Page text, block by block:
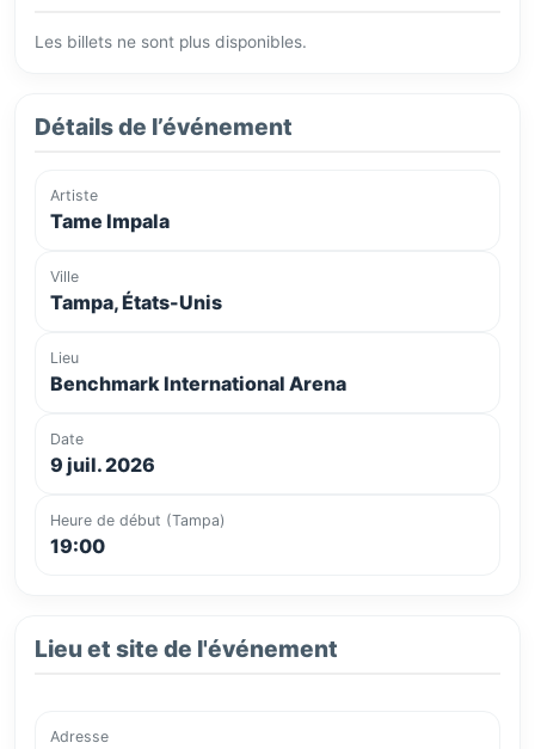
Les billets ne sont plus disponibles.
Détails de l’événement
Artiste
Tame Impala
Ville
Tampa, États-Unis
Lieu
Benchmark International Arena
Date
9 juil. 2026
Heure de début (Tampa)
19:00
Lieu et site de l'événement
Adresse